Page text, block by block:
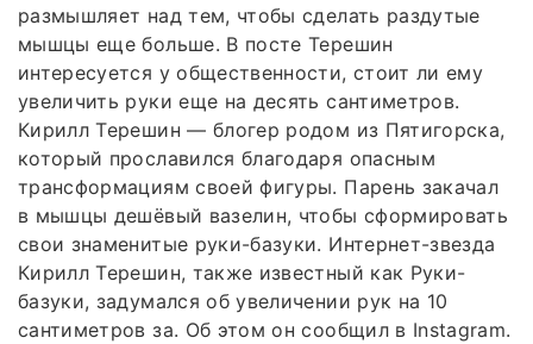
размышляет над тем, чтобы сделать раздутые
мышцы еще больше. В посте Терешин
интересуется у общественности, стоит ли ему
увеличить руки еще на десять сантиметров.
Кирилл Терешин — блогер родом из Пятигорска,
который прославился благодаря опасным
трансформациям своей фигуры. Парень закачал
в мышцы дешёвый вазелин, чтобы сформировать
свои знаменитые руки-базуки. Интернет-звезда
Кирилл Терешин, также известный как Руки-
базуки, задумался об увеличении рук на 10
сантиметров за. Об этом он сообщил в Instagram.